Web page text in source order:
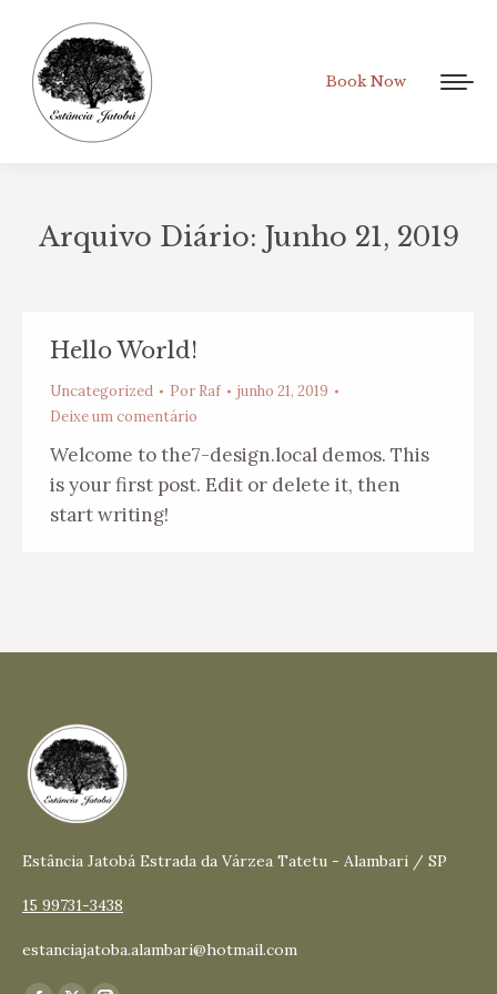
Book Now
Arquivo Diário: Junho 21, 2019
Hello World!
Uncategorized Por Raf
junho 21, 2019
Deixe um comentário
Welcome to the7-design.local demos. This
is your first post. Edit or delete it, then
start writing!
Estância Jatobá Estrada da Várzea Tatetu - Alambari / SP
15 99731-3438
estanciajatoba.alambari@hotmail.com